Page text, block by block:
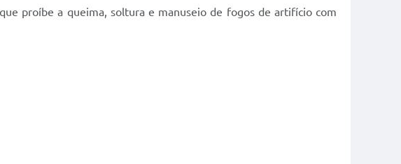
proíbe a queima, soltura e manuseio de fogos de artifício com